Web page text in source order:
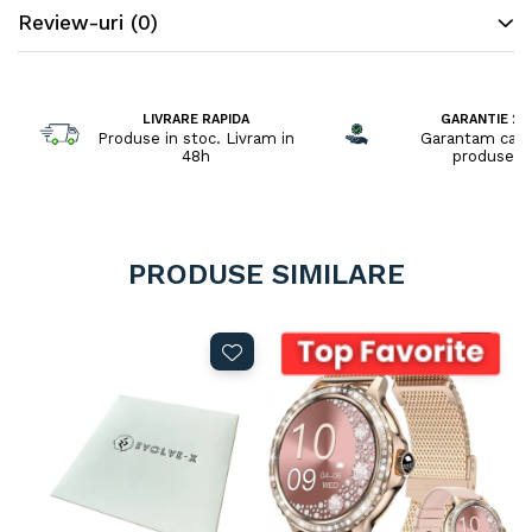
Review-uri (0)
LIVRARE RAPIDA
Produse in stoc. Livram in
48h
GARANTIE 2
Garantam
PRODUSE SIMILARE